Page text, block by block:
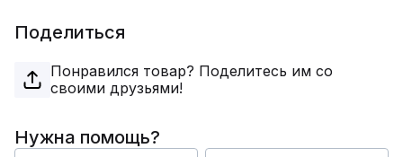
Поделиться
Понравился товар? Поделитесь им со
своими друзьями!
Нужна помощь?